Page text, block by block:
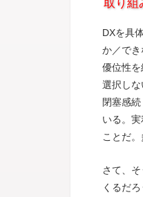
取り組
DXを具
か／で
優位性
選択しな
閉塞感
いる。
ことだ
さて、
くるだ